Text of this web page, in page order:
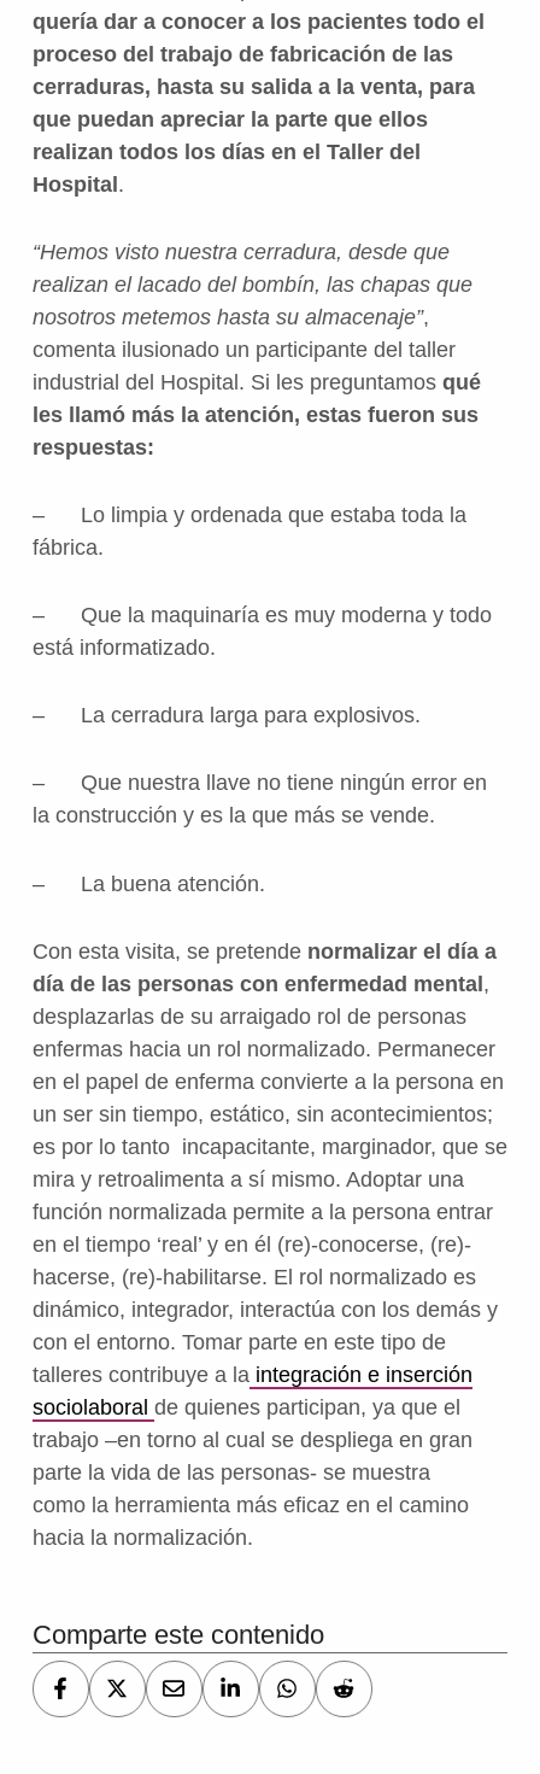
quería dar a conocer a los pacientes todo el
proceso del trabajo de fabricación de las
cerraduras, hasta su salida a la venta, para
que puedan apreciar la parte que ellos
realizan todos los días en el Taller del
Hospital.
“Hemos visto nuestra cerradura, desde que
realizan el lacado del bombín, las chapas que
nosotros metemos hasta su almacenaje”,
comenta ilusionado un participante del taller
industrial del Hospital. Si les preguntamos qué
les llamó más la atención, estas fueron sus
respuestas:
– Lo limpia y ordenada que estaba toda la
fábrica.
– Que la maquinaría es muy moderna y todo
está informatizado.
– La cerradura larga para explosivos.
– Que nuestra llave no tiene ningún error en
la construcción y es la que más se vende.
– La buena atención.
Con esta visita, se pretende normalizar el día a
día de las personas con enfermedad mental,
desplazarlas de su arraigado rol de personas
enfermas hacia un rol normalizado. Permanecer
en el papel de enferma convierte a la persona en
un ser sin tiempo, estático, sin acontecimientos;
es por lo tanto incapacitante, marginador, que se
mira y retroalimenta a sí mismo. Adoptar una
función normalizada permite a la persona entrar
en el tiempo ‘real’ y en él (re)-conocerse, (re)-
hacerse, (re)-habilitarse. El rol normalizado es
dinámico, integrador, interactúa con los demás y
con el entorno. Tomar parte en este tipo de
talleres contribuye a la integración e inserción
sociolaboral de quienes participan, ya que el
trabajo –en torno al cual se despliega en gran
parte la vida de las personas- se muestra
como la herramienta más eficaz en el camino
hacia la normalización.
Comparte este contenido